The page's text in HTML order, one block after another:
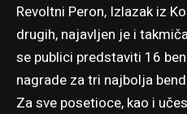
Revoltni Peron, Izlazak iz
drugih, najavljen je i
se publici predstaviti 16
nagrade za tri najbolja
Za sve posetioce, kao i